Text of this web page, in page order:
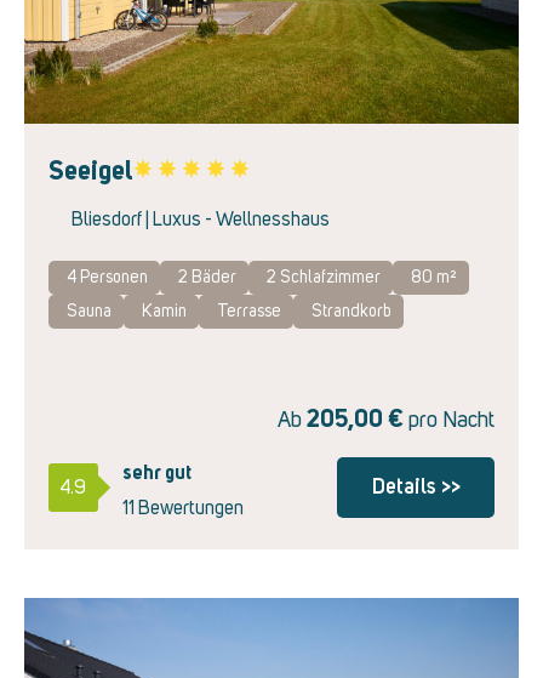
Next
Seeigel
Bliesdorf | Luxus - Wellnesshaus
4 Personen 2 Bäder 2 Schlafzimmer
80 m²
Sauna
Kamin Terrasse Strandkorb
Ab 205,00 € pro Nacht
4.9
sehr gut
11 Bewertungen
Details >>